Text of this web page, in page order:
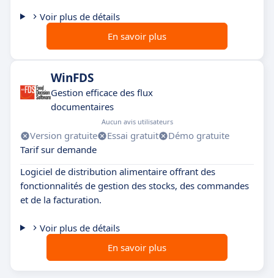
Voir plus de détails
En savoir plus
WinFDS
Gestion efficace des flux
documentaires
Aucun avis utilisateurs
Version gratuite Essai gratuit
Démo gratuite
Tarif sur demande
Logiciel de distribution alimentaire offrant des
fonctionnalités de gestion des stocks, des commandes
et de la facturation.
Voir plus de détails
En savoir plus